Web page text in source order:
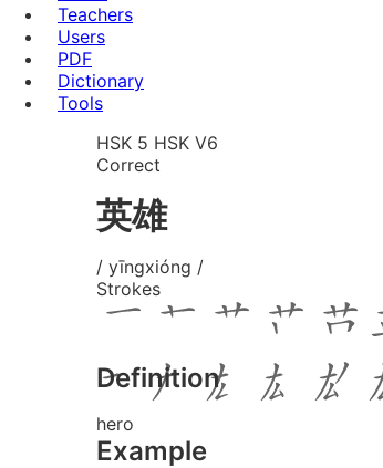
Teachers
Users
PDF
Dictionary
Tools
HSK 5 HSK V6
Correct
英雄
/ yīngxióng /
Strokes
Definition
hero
Example